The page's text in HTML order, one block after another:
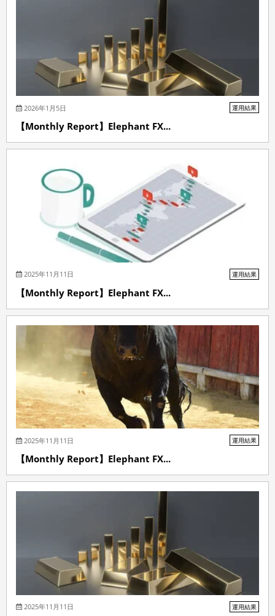
2026年1月5日 運用結果
【Monthly Report】Elephant FX...
2025年11月11日 運用結果
【Monthly Report】Elephant FX...
2025年11月11日 運用結果
【Monthly Report】Elephant FX...
2025年11月11日 運用結果